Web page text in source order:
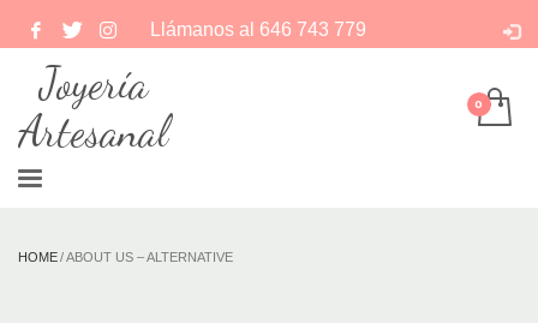
Llámanos al 646 743 779
Joyería
Artesanal
HOME ABOUT US – ALTERNATIVE